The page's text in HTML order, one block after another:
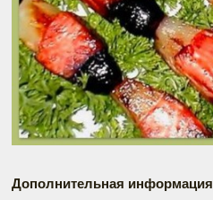
Дополнительная информация